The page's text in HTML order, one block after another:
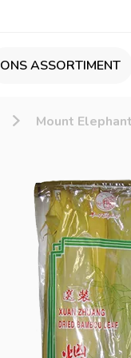
ONS ASSORTIMENT
Mount